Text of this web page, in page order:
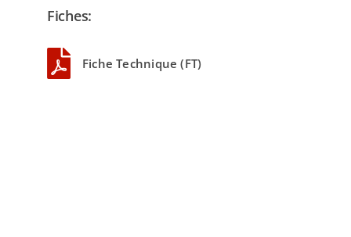
Fiches:
Fiche Technique (FT)